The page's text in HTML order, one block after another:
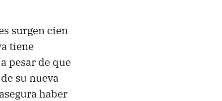
surgen cien
tiene
pesar de que
su nueva
haber